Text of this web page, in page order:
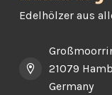
Edelhölzer aus
21079
Germany